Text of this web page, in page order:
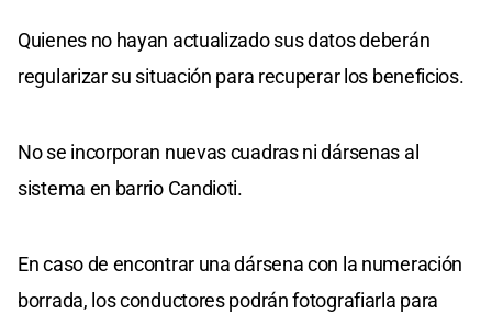
Quienes no hayan actualizado sus datos deberán
regularizar su situación para recuperar los beneficios.
No se incorporan nuevas cuadras ni dársenas al
sistema en barrio Candioti.
En caso de encontrar una dársena con la numeración
borrada, los conductores podrán fotografiarla para